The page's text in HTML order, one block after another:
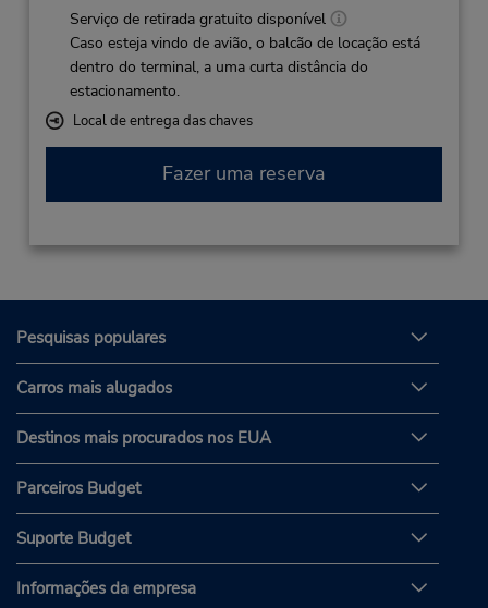
Serviço de retirada gratuito disponível
Caso esteja vindo de avião, o balcão de locação está
dentro do terminal, a uma curta distância do
estacionamento.
Local de entrega das chaves
Fazer uma reserva
Pesquisas populares
Carros mais alugados
Destinos mais procurados nos EUA
Parceiros Budget
Suporte Budget
Informações da empresa